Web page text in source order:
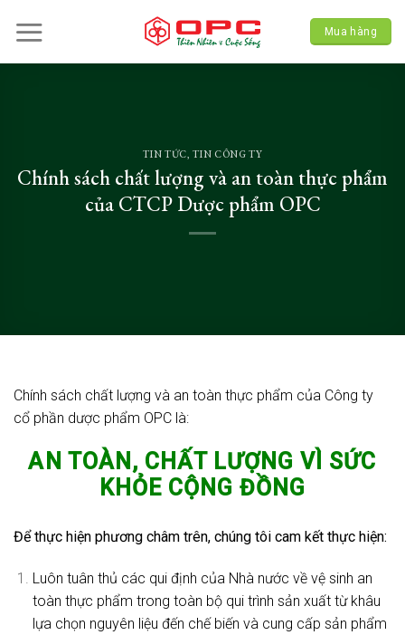
Mua hàng
TIN TỨC, TIN CÔNG TY
Chính sách chất lượng và an toàn thực phẩm
của CTCP Dược phẩm OPC
Chính sách chất lượng và an toàn thực phẩm của Công ty
cổ phần dược phẩm OPC là:
AN TOÀN, CHẤT LƯỢNG VÌ SỨC
KHỎE CỘNG ĐỒNG
Để thực hiện phương châm trên, chúng tôi cam kết thực hiện:
Luôn tuân thủ các qui định của Nhà nước về vệ sinh an
toàn thực phẩm trong toàn bộ qui trình sản xuất từ khâu
lựa chọn nguyên liệu đến chế biến và cung cấp sản phẩm